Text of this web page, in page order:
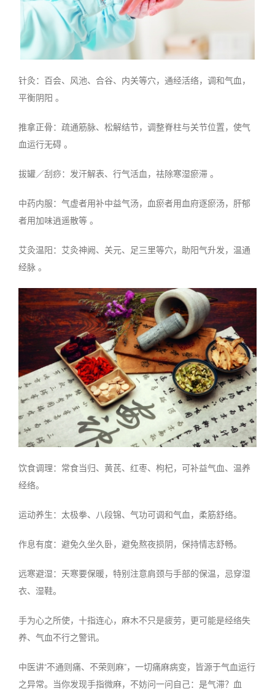
针灸：百会、风池、合谷、内关等穴，通经活络，调和气血，
平衡阴阳 。
推拿正骨：疏通筋脉、松解结节，调整脊柱与关节位置，使气
血运行无碍 。
拔罐／刮痧：发汗解表、行气活血，祛除寒湿瘀滞 。
中药内服：气虚者用补中益气汤，血瘀者用血府逐瘀汤，肝郁
者用加味逍遥散等 。
艾灸温阳：艾灸神阙、关元、足三里等穴，助阳气升发，温通
经脉 。
饮食调理：常食当归、黄芪、红枣、枸杞，可补益气血、温养
经络。
运动养生：太极拳、八段锦、气功可调和气血，柔筋舒络。
作息有度：避免久坐久卧，避免熬夜损阴，保持情志舒畅。
远寒避湿： 天寒要保暖，特别注意肩颈与手部的保温，忌穿湿
衣、湿鞋。
手为心之所使，十指连心，麻木不只是疲劳，更可能是经络失
养、气血不行之警讯。
中医讲“不通则痛、不荣则麻”，一切痛麻病变，皆源于气血运行
之异常。当你发现手指微麻，不妨问一问自己：是气滞？血